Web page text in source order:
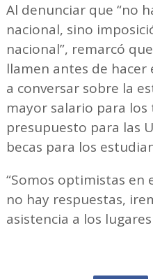
Al denunciar que “no
nacional, sino
nacional”, remarcó
llamen antes de
a conversar sobre la
mayor salario para
presupuesto para las
becas para los
“Somos optimistas en
no hay respuestas,
asistencia a los